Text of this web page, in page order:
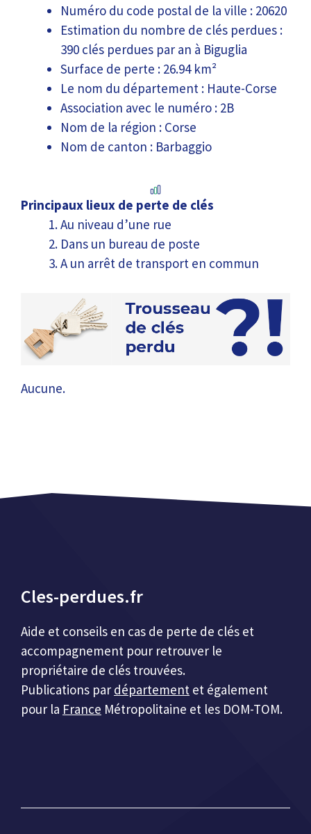
Numéro du code postal de la ville : 20620
Estimation du nombre de clés perdues :
390 clés perdues par an à Biguglia
Surface de perte : 26.94 km²
Le nom du département : Haute-Corse
Association avec le numéro : 2B
Nom de la région : Corse
Nom de canton : Barbaggio
Principaux lieux de perte de clés
Au niveau d’une rue
Dans un bureau de poste
A un arrêt de transport en commun
Aucune.
Cles-perdues.fr
Aide et conseils en cas de perte de clés et
accompagnement pour retrouver le
propriétaire de clés trouvées.
Publications par département et également
pour la France Métropolitaine et les DOM-TOM.